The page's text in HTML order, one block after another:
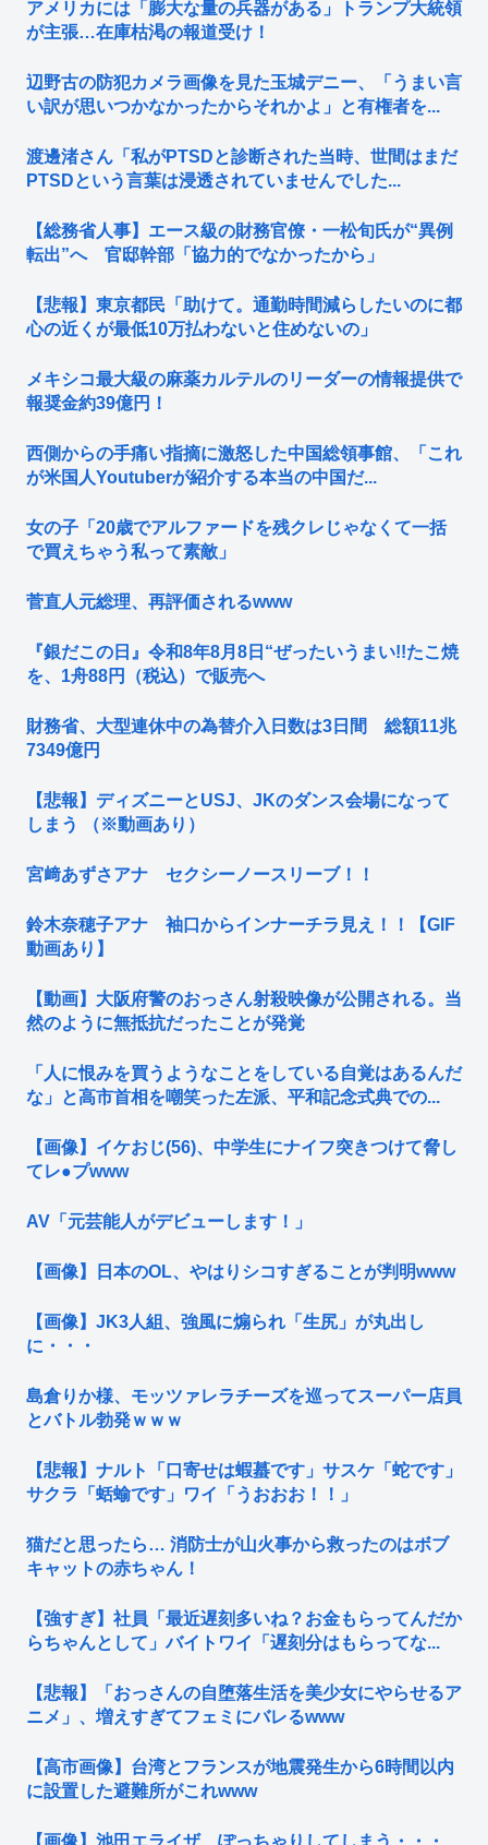
アメリカには「膨大な量の兵器がある」トランプ大統領
が主張…在庫枯渇の報道受け！
辺野古の防犯カメラ画像を見た玉城デニー、「うまい言
い訳が思いつかなかったからそれかよ」と有権者を...
渡邊渚さん「私がPTSDと診断された当時、世間はまだ
PTSDという言葉は浸透されていませんでした...
【総務省人事】エース級の財務官僚・一松旬氏が“異例
転出”へ 官邸幹部「協力的でなかったから」
【悲報】東京都民「助けて。通勤時間減らしたいのに都
心の近くが最低10万払わないと住めないの」
メキシコ最大級の麻薬カルテルのリーダーの情報提供で
報奨金約39億円！
西側からの手痛い指摘に激怒した中国総領事館、「これ
が米国人Youtuberが紹介する本当の中国だ...
女の子「20歳でアルファードを残クレじゃなくて一括
で買えちゃう私って素敵」
菅直人元総理、再評価されるwww
『銀だこの日』令和8年8月8日“ぜったいうまい!!たこ焼
を、1舟88円（税込）で販売へ
財務省、大型連休中の為替介入日数は3日間 総額11兆
7349億円
【悲報】ディズニーとUSJ、JKのダンス会場になって
しまう （※動画あり）
宮﨑あずさアナ セクシーノースリーブ！！
鈴木奈穂子アナ 袖口からインナーチラ見え！！【GIF
動画あり】
【動画】大阪府警のおっさん射殺映像が公開される。当
然のように無抵抗だったことが発覚
「人に恨みを買うようなことをしている自覚はあるんだ
な」と高市首相を嘲笑った左派、平和記念式典での...
【画像】イケおじ(56)、中学生にナイフ突きつけて脅し
てレ●プwww
AV「元芸能人がデビューします！」
【画像】日本のOL、やはりシコすぎることが判明www
【画像】JK3人組、強風に煽られ「生尻」が丸出し
に・・・
島倉りか様、モッツァレラチーズを巡ってスーパー店員
とバトル勃発ｗｗｗ
【悲報】ナルト「口寄せは蝦蟇です」サスケ「蛇です」
サクラ「蛞蝓です」ワイ「うおおお！！」
猫だと思ったら… 消防士が山火事から救ったのはボブ
キャットの赤ちゃん！
【強すぎ】社員「最近遅刻多いね？お金もらってんだか
らちゃんとして」バイトワイ「遅刻分はもらってな...
【悲報】「おっさんの自堕落生活を美少女にやらせるア
ニメ」、増えすぎてフェミにバレるwww
【高市画像】台湾とフランスが地震発生から6時間以内
に設置した避難所がこれwww
【画像】池田エライザ、ぽっちゃりしてしまう・・・